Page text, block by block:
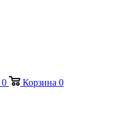
0 Корзина 0